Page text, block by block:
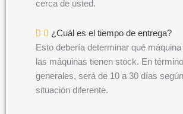
cerca de usted.
¿Cuál es el tiempo de entrega?
Esto debería determinar qué
las máquinas tienen stock. En
generales, será de 10 a 30 días
situación diferente.